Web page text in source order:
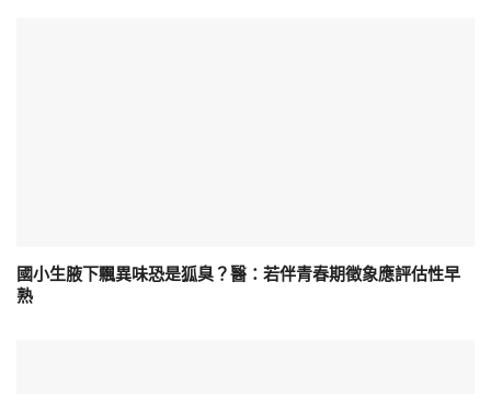
國小生腋下飄異味恐是狐臭？醫：若伴青春期徵象應評估性早
熟